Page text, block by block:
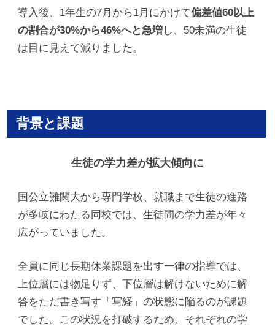
導入後、1年生の7月から1月にかけて偏差値60以上
の割合が30%から46%へと急増し、50未満の生徒
は目に見えて減りました。
背景と課題
生徒の学力差が拡大傾向に
国公立難関大から専門学校、就職まで生徒の進路
が多岐にわたる同校では、生徒間の学力差が年々
広がっていました。
全員に同じ長期休業課題を出す一律の指導では、
上位層には物足りず、下位層は解けないために解
答をただ書き写す「写経」の状態に陥るのが課題
でした。この状況を打破するため、それぞれの学